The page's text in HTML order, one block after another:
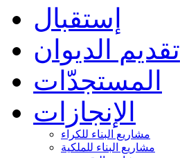
إستقبال
تقديم الديوان
المستجدّات
الإنجازات
مشاريع البناء للكراء
مشاريع البناء للملكية